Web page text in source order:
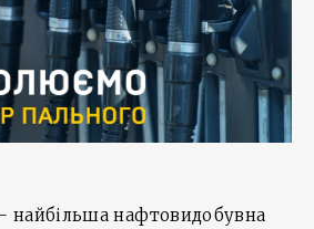
найбільша нафтовидобувна